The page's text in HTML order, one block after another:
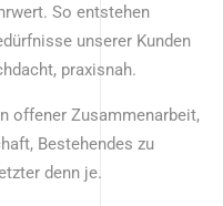
So entstehen
unserer Kunden
praxisnah.
offener Zusammenarbeit,
Bestehendes zu
denn je.